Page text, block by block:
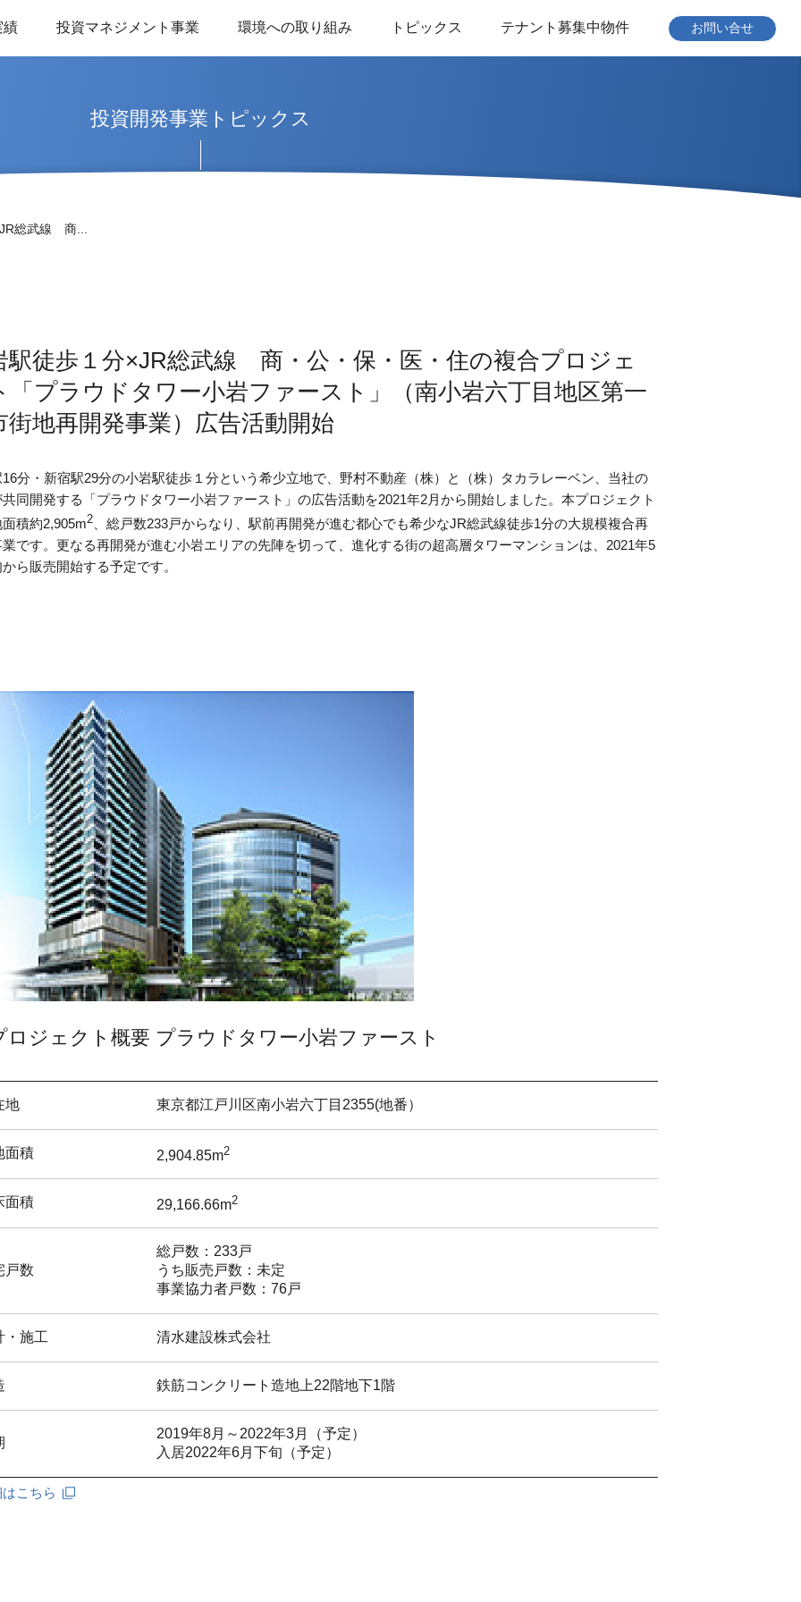
績 投資マネジメント事業 環境への取り組み トピックス テナント募集中物件 お問い合せ
投資開発事業トピックス
総武線 商...
駅徒歩１分×JR総武線 商・公・保・医・住の複合プロジェ
「プラウドタワー小岩ファースト」（南小岩六丁目地区第一
街地再開発事業）広告活動開始
分・新宿駅29分の小岩駅徒歩１分という希少立地で、野村不動産（株）と（株）タカラレーベン、当社の
同開発する「プラウドタワー小岩ファースト」の広告活動を2021年2月から開始しました。本プロジェクト
積約2,905m2
、総戸数233戸からなり、駅前再開発が進む都心でも希少なJR総武線徒歩1分の大規模複合再
です。更なる再開発が進む小岩エリアの先陣を切って、進化する街の超高層タワーマンションは、2021年5
ら販売開始する予定です。
ロジェクト概要 プラウドタワー小岩ファースト
地 東京都江戸川区南小岩六丁目2355(地番）
面積 2,904.85m2
面積 29,166.66m2
戸数
総戸数：233戸
うち販売戸数：未定
事業協力者戸数：76戸
・施工 清水建設株式会社
鉄筋コンクリート造地上22階地下1階
2019年8月～2022年3月（予定）
入居2022年6月下旬（予定）
こちら